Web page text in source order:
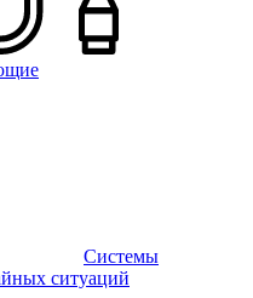
Системы
ситуаций